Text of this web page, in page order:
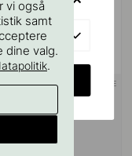
122 3M-TAPE
Pumpeholder - Mat
vi også
samt
dine valg.
.